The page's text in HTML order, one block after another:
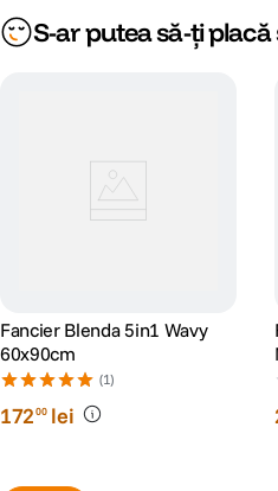
S-ar putea să-ți placă
Fancier Blenda 5in1 Wavy
60x90cm
(1)
17200 lei